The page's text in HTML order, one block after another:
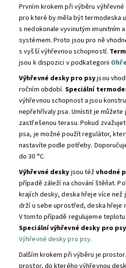
Prvním krokem při výběru
pro které by měla být termodeska
s nedokonale vyvinutým imunitním
systémem. Proto jsou pro ně
s vyšší výhřevnou schopností.
jsou k dispozici v podkategorii
Výhřevné desky pro psyjsou
ročním období. Speciální
výhřevnou schopnost a jsou
nepřehřívaly psa. Umístit je můžete
zastřešenou terasu. Pokud
psa, je možné použít regulátor,
nastavíte podle potřeby.
do 30 °C.
Výhřevné desky jsou téžvhodné
případě záleží na chování štěňat.
krajích desky, deska hřeje více než
drží u sebe uprostřed, deska hřeje
V tomto případě regulujeme
Speciální výhřevné desky pro psy
Výhřevné desky pro psy.
Dalším krokem při výběru je
prostor, do kterého výhřevnou